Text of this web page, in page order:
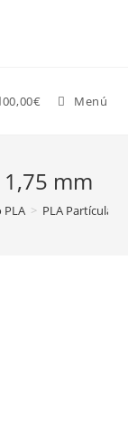
00,00€ Menú
1,75 mm
PLA > PLA Partículas